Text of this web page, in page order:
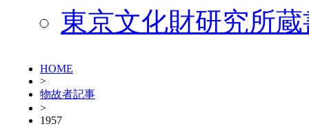
東京文化財研究所
HOME
>
物故者記事
>
1957